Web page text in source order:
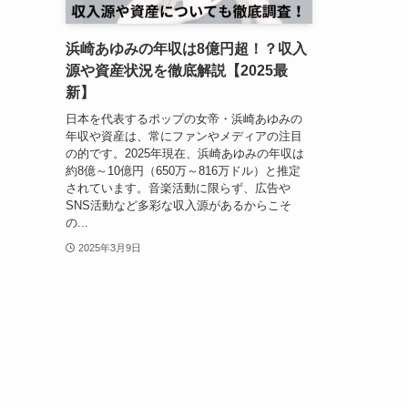
浜崎あゆみの年収は8億円超！？収入
源や資産状況を徹底解説【2025最
新】
日本を代表するポップの女帝・浜崎あゆみの
年収や資産は、常にファンやメディアの注目
の的です。2025年現在、浜崎あゆみの年収は
約8億～10億円（650万～816万ドル）と推定
されています。音楽活動に限らず、広告や
SNS活動など多彩な収入源があるからこそ
の...
2025年3月9日